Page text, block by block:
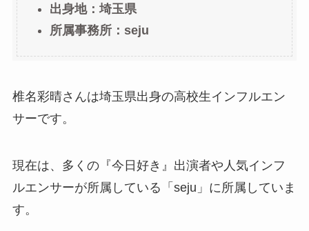
出身地：埼玉県
所属事務所：seju
椎名彩晴さんは埼玉県出身の高校生インフルエン
サーです。
現在は、多くの『今日好き』出演者や人気インフ
ルエンサーが所属している「seju」に所属していま
す。